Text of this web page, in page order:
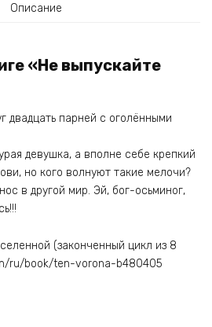
Описание
«Не выпускайте
двадцать парней с оголёнными
девушка, а вполне себе крепкий
но кого волнуют такие мелочи?
в другой мир. Эй, бог-осьминог,
(законченный цикл из 8
ru/book/ten-vorona-b480405